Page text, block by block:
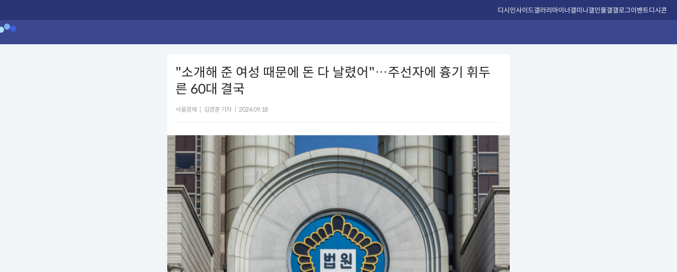
디시인사이드갤러리마이너갤미니갤인물갤갤로그이벤트디시콘
"소개해 준 여성 때문에 돈 다 날렸어"…주선자에 흉기 휘두
른 60대 결국
서울경제 김경훈 기자 2024.09.18